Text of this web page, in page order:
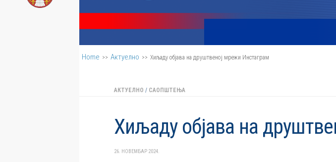
Home >> Актуелно >> Хиљаду објава на друштвеној мрежи Инстаграм
АКТУЕЛНО / САОПШТЕЊА
Хиљаду објава на
26. НОВЕМБАР 2024.